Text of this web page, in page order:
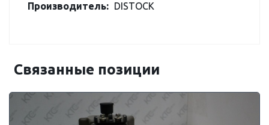
Производитель: DISTOCK
Связанные позиции